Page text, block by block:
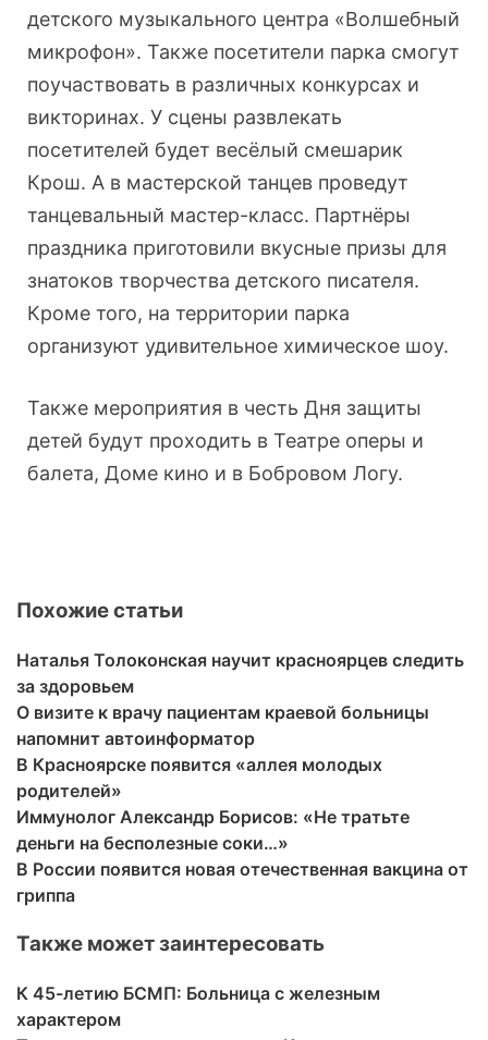
детского музыкального центра «Волшебный
микрофон». Также посетители парка смогут
поучаствовать в различных конкурсах и
викторинах. У сцены развлекать
посетителей будет весёлый смешарик
Крош. А в мастерской танцев проведут
танцевальный мастер-класс. Партнёры
праздника приготовили вкусные призы для
знатоков творчества детского писателя.
Кроме того, на территории парка
организуют удивительное химическое шоу.
Также мероприятия в честь Дня защиты
детей будут проходить в Театре оперы и
балета, Доме кино и в Бобровом Логу.
Похожие статьи
Наталья Толоконская научит красноярцев следить
за здоровьем
О визите к врачу пациентам краевой больницы
напомнит автоинформатор
В Красноярске появится «аллея молодых
родителей»
Иммунолог Александр Борисов: «Не тратьте
деньги на бесполезные соки…»
В России появится новая отечественная вакцина от
гриппа
Также может заинтересовать
К 45-летию БСМП: Больница с железным
характером